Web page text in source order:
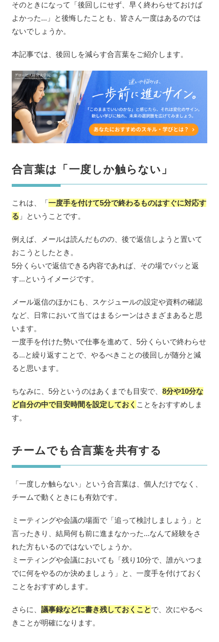
そのときになって「後回しにせず、早く終わらせておけば
よかった...」と後悔したことも、皆さん一度はあるのでは
ないでしょうか。
本記事では、後回しを減らす合言葉をご紹介します。
合言葉は「一度しか触らない」
これは、「一度手を付けて5分で終わるものはすぐに対応す
る 」ということです。
例えば、メールは読んだものの、後で返信しようと置いて
おこうとしたとき。
5分くらいで返信できる内容であれば、その場でパッと返
す...というイメージです。
メール返信のほかにも、スケジュールの設定や資料の確認
など、日常において当てはまるシーンはさまざまあると思
います。
一度手を付けた勢いで仕事を進めて、5分くらいで終わらせ
る...と繰り返すことで、やるべきことの後回しが随分と減
ると思います。
ちなみに、5分というのはあくまでも目安で、 8分や10分な
ど自分の中で目安時間を設定しておく ことをおすすめしま
す。
チームでも合言葉を共有する
「一度しか触らない」という合言葉は、個人だけでなく、
チームで動くときにも有効です。
ミーティングや会議の場面で「追って検討しましょう」と
言ったきり、結局何も前に進まなかった...なんて経験をさ
れた方もいるのではないでしょうか。
ミーティングや会議においても「残り10分で、誰がいつま
でに何をやるのか決めましょう」と、一度手を付けておく
ことをおすすめします。
さらに、 議事録などに書き残しておくことで、次にやるべ
きことが明確になります。